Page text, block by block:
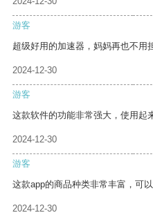
游客
超级好用的加速器，妈妈再也不用
2024-12-30
游客
这款软件的功能非常强大，使用起
2024-12-30
游客
这款app的商品种类非常丰富，可
2024-12-30